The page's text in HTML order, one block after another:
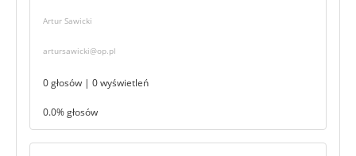
Artur Sawicki
artursawicki@op.pl
0 głosów | 0 wyświetleń
0.0% głosów